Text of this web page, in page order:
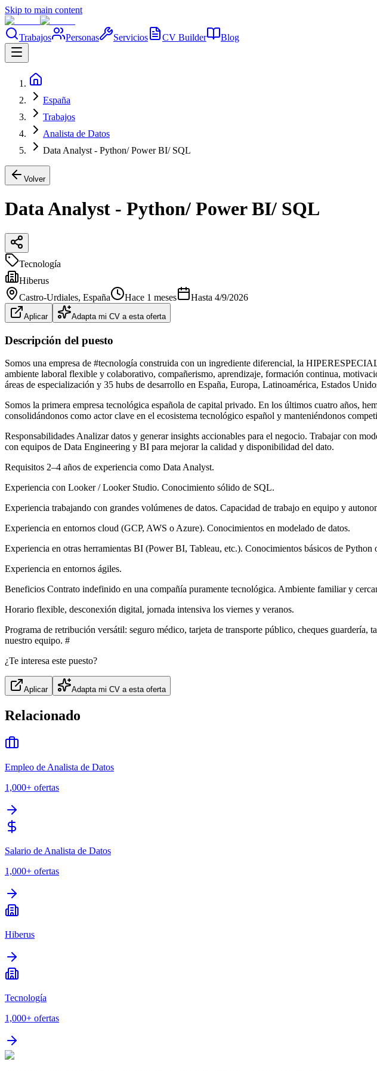
Skip to main content
Trabajos Personas Servicios CV Builder Blog
España
Trabajos
Analista de Datos
Data Analyst - Python/ Power BI/ SQL
Volver
Data Analyst - Python/ Power BI/ SQL
Tecnología
Hiberus
Castro-Urdiales, España Hace 1 meses Hasta 4/9/2026
Aplicar Adapta mi CV a esta oferta
Descripción del puesto
Somos una empresa de #tecnología construida con un ingrediente diferencial, la
ambiente laboral flexible y colaborativo, compañerismo, aprendizaje, formación continua,
áreas de especialización y 35 hubs de desarrollo en España, Europa, Latinoamérica, Estados
Somos la primera empresa tecnológica española de capital privado. En los últimos cuatro años,
consolidándonos como actor clave en el ecosistema tecnológico español y manteniéndonos
Responsabilidades Analizar datos y generar insights accionables para el negocio. Trabajar con
con equipos de Data Engineering y BI para mejorar la calidad y disponibilidad del dato.
Requisitos 2–4 años de experiencia como Data Analyst.
Experiencia con Looker / Looker Studio. Conocimiento sólido de SQL.
Experiencia trabajando con grandes volúmenes de datos. Capacidad de trabajo en equipo y
Experiencia en entornos cloud (GCP, AWS o Azure). Conocimientos en modelado de datos.
Experiencia en otras herramientas BI (Power BI, Tableau, etc.). Conocimientos básicos de Python
Experiencia en entornos ágiles.
Beneficios Contrato indefinido en una compañía puramente tecnológica. Ambiente familiar y
Horario flexible, desconexión digital, jornada intensiva los viernes y veranos.
Programa de retribución versátil: seguro médico, tarjeta de transporte público, cheques
nuestro equipo. #
¿Te interesa este puesto?
Aplicar Adapta mi CV a esta oferta
Relacionado
Empleo de Analista de Datos
1,000+ ofertas
Salario de Analista de Datos
1,000+ ofertas
Hiberus
Tecnología
1,000+ ofertas